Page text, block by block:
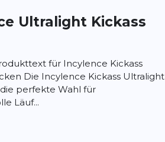
Ultralight Kickass
für Incylence Kickass
Die Incylence Kickass Ultralight
perfekte Wahl für
Läuf...